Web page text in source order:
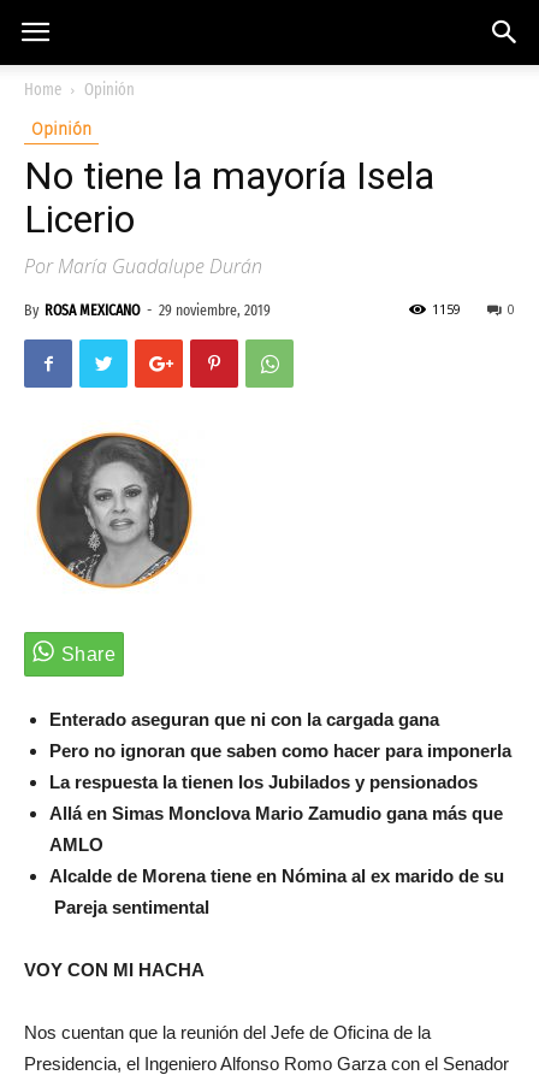
Home
Opinión
Opinión
No tiene la mayoría Isela
Licerio
Por María Guadalupe Durán
By ROSA MEXICANO - 29 noviembre, 2019 0
1159
Enterado aseguran que ni con la cargada gana
Pero no ignoran que saben como hacer para imponerla
La respuesta la tienen los Jubilados y pensionados
Allá en Simas Monclova Mario Zamudio gana más que
AMLO
Alcalde de Morena tiene en Nómina al ex marido de su
Pareja sentimental
VOY CON MI HACHA
Nos cuentan que la reunión del Jefe de Oficina de la
Presidencia, el Ingeniero Alfonso Romo Garza con el Senador